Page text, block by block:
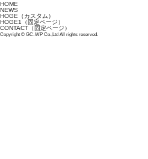
HOME
NEWS
HOGE（カスタム）
HOGE1（固定ページ）
CONTACT（固定ページ）
Copyright © GC-WP Co.,Ltd All rights reserved.